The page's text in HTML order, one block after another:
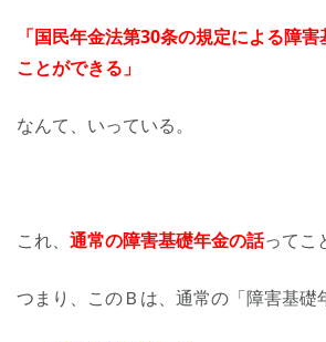
「国民年金法第30条の規定による障
ことができる」
なんて、いっている。
これ、 通常の障害基礎年金の話ってこ
つまり、このＢは、通常の「障害基礎